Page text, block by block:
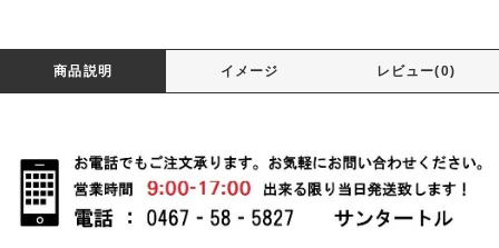
商品説明 イメージ レビュー(0)